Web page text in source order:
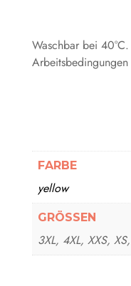
Waschbar bei
FARBE
yellow
GRÖSSEN
3XL, 4XL, XXS,